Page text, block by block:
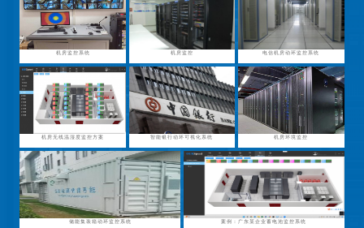
机房监控系统 机房监控 电信机房动环监控系统
机房无线温湿度监控方案 智能银行动环可视化系统 机房环境监控
储能集装箱动环监控系统 案例：广东某企业蓄电池监控系统